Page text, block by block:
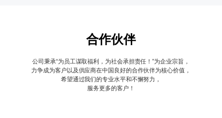
合作伙伴
公司秉承“为员工谋取福利，为社会承担责任！”为企业宗旨，
力争成为客户以及供应商在中国良好的合作伙伴为核心价值，
希望通过我们的专业水平和不懈努力，
服务更多的客户！